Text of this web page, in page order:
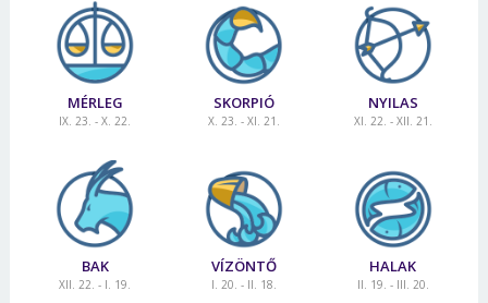
MÉRLEG
IX. 23. - X. 22.
SKORPIÓ
X. 23. - XI. 21.
NYILAS
XI. 22. - XII. 21.
BAK
XII. 22. - I. 19.
VÍZÖNTŐ
I. 20. - II. 18.
HALAK
II. 19. - III. 20.